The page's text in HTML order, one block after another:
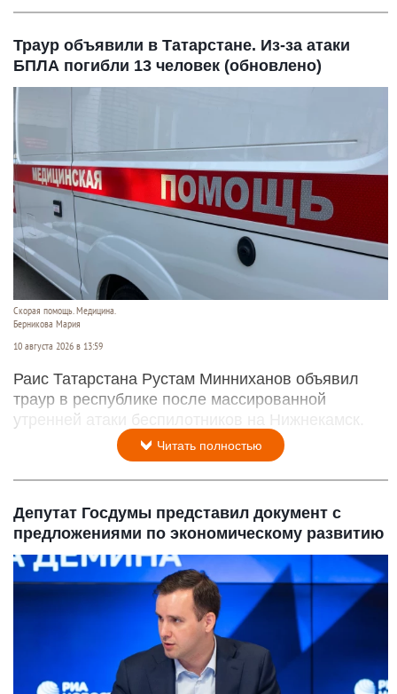
Траур объявили в Татарстане. Из-за атаки
БПЛА погибли 13 человек (обновлено)
Скорая помощь. Медицина.
Берникова Мария
10 августа 2026 в 13:59
Раис Татарстана Рустам Минниханов объявил
траур в республике после массированной
утренней атаки беспилотников на Нижнекамск.
Читать полностью
Депутат Госдумы представил документ с
предложениями по экономическому развитию